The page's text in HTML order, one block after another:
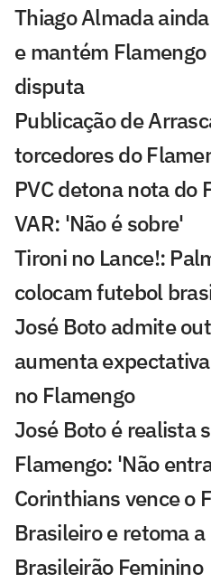
Thiago Almada
e mantém
disputa
Publicação de
torcedores do
PVC detona nota do
VAR: 'Não é sobre'
Tironi no Lance!:
colocam futebol
José Boto admite
aumenta
no Flamengo
José Boto é realista
Flamengo: 'Não
Corinthians vence o
Brasileiro e retoma
Brasileirão Feminino